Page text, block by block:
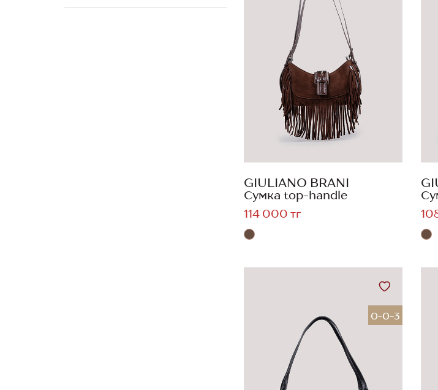
GIULIANO BRANI
Сумка top-handle
114 000 тг
0-0-3